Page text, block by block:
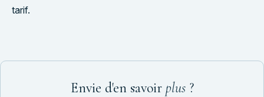
tarif.
Envie d'en savoir plus?